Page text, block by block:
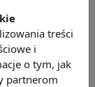
treści
i
o tym, jak
partnerom